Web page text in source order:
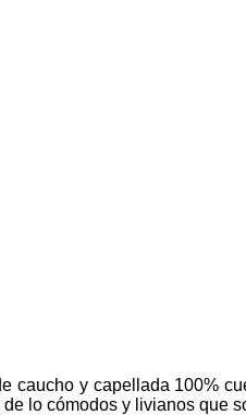
caucho y capellada 100%
lo cómodos y livianos que